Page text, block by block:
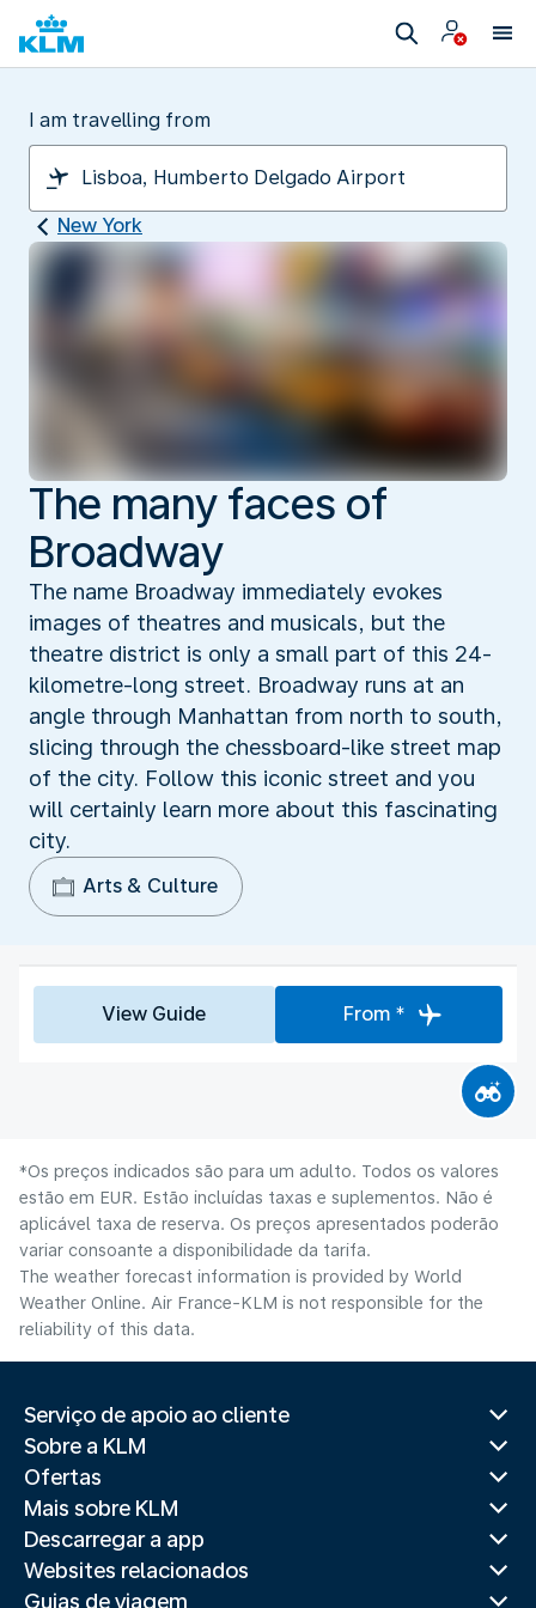
I am travelling from
New York
The many faces of
Broadway
The name Broadway immediately evokes
images of theatres and musicals, but the
theatre district is only a small part of this 24-
kilometre-long street. Broadway runs at an
angle through Manhattan from north to south,
slicing through the chessboard-like street map
of the city. Follow this iconic street and you
will certainly learn more about this fascinating
city.
Arts & Culture
View Guide From *
*Os preços indicados são para um adulto. Todos os valores
estão em EUR. Estão incluídas taxas e suplementos. Não é
aplicável taxa de reserva. Os preços apresentados poderão
variar consoante a disponibilidade da tarifa.
The weather forecast information is provided by World
Weather Online. Air France-KLM is not responsible for the
reliability of this data.
Serviço de apoio ao cliente
Sobre a KLM
Ofertas
Mais sobre KLM
Descarregar a app
Websites relacionados
Guias de viagem